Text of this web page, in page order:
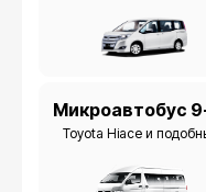
Микроавтобус
Toyota Hiace и